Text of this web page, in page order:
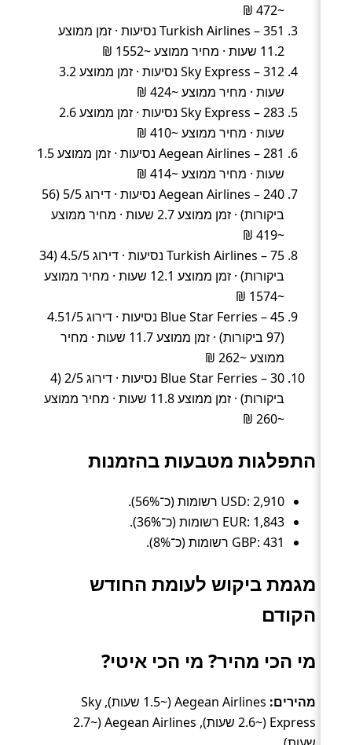
~472 ₪
Turkish Airlines – 351 נסיעות · זמן ממוצע
11.2 שעות · מחיר ממוצע ~1552 ₪
Sky Express – 312 נסיעות · זמן ממוצע 3.2
שעות · מחיר ממוצע ~424 ₪
Sky Express – 283 נסיעות · זמן ממוצע 2.6
שעות · מחיר ממוצע ~410 ₪
Aegean Airlines – 281 נסיעות · זמן ממוצע 1.5
שעות · מחיר ממוצע ~414 ₪
Aegean Airlines – 240 נסיעות · דירוג 5/5 (56
ביקורות) · זמן ממוצע 2.7 שעות · מחיר ממוצע
~419 ₪
Turkish Airlines – 75 נסיעות · דירוג 4.5/5 (34
ביקורות) · זמן ממוצע 12.1 שעות · מחיר ממוצע
~1574 ₪
Blue Star Ferries – 45 נסיעות · דירוג 4.51/5
(97 ביקורות) · זמן ממוצע 11.7 שעות · מחיר
ממוצע ~262 ₪
Blue Star Ferries – 30 נסיעות · דירוג 2/5 (4
ביקורות) · זמן ממוצע 11.8 שעות · מחיר ממוצע
~260 ₪
התפלגות מטבעות בהזמנות
USD: 2,910 רשומות (כ־56%).
EUR: 1,843 רשומות (כ־36%).
GBP: 431 רשומות (כ־8%).
מגמת ביקוש לעומת החודש
הקודם
מי הכי מהיר? מי הכי איטי?
מהירים:
Aegean Airlines (~1.5 שעות), Sky
Express (~2.6 שעות), Aegean Airlines (~2.7